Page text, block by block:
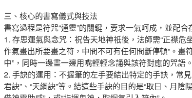
三、核心的書寫儀式與技法
書寫過程是符咒“通靈”的關鍵，要求一氣呵成，並配合
1. 存思運氣與念咒：祝告天地神祇後，法師需“正襟危
作氣畫出所要畫之符，中間不可有任何間斷停頓”。畫
中”，同時一邊畫一邊用嘴輕輕念誦與該符對應的咒語。
2. 手訣的運用：不握筆的左手要結出特定的手訣，常見
君訣”、“天綱訣”等。結這些手訣的目的是“取日、月陰